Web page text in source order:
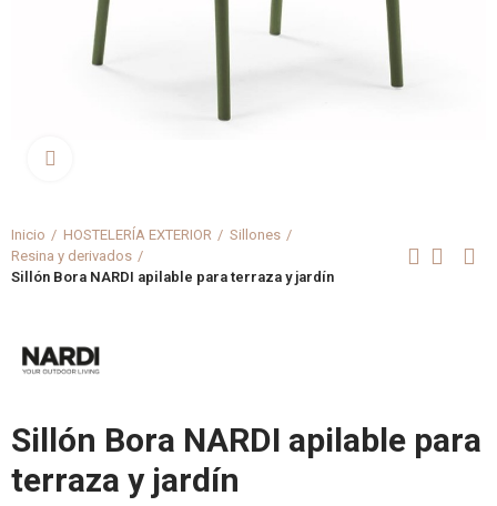
Inicio HOSTELERÍA EXTERIOR
Sillones
Resina y derivados
Sillón Bora NARDI apilable para terraza y jardín
Sillón Bora NARDI apilable para
terraza y jardín